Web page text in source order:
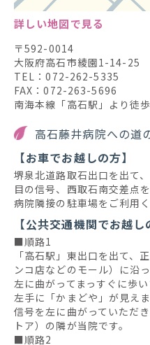
詳しい地図で見る
〒592-0014
大阪府高石市綾園1-14-25
TEL：072-262-5335
FAX：072-263-5696
南海本線「高石駅」より徒
高石藤井病院への道
【お車でお越しの方】
堺泉北道路取石出口を出て
目の信号、西取石南交差点
病院隣接の駐車場をご利用く
【公共交通機関でお越し
■順路1
「高石駅」東出口を出て、
ンコ店などのモール）に沿
左に曲がってまっすぐに歩い
左手に「かまどや」が見え
信号を左に曲がっていただ
トア）の隣が当院です。
■順路2